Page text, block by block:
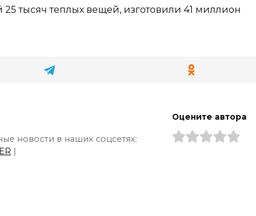
тысяч теплых вещей, изготовили 41 миллион
новости в наших соцсетях:
|
Оцените автора